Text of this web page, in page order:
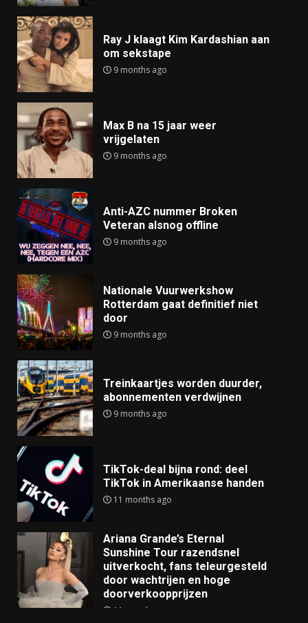
Ray J klaagt Kim Kardashian aan
om sekstape
9 months ago
Max B na 15 jaar weer
vrijgelaten
9 months ago
Anti-AZC nummer Broken
Veteran alsnog offline
9 months ago
Nationale Vuurwerkshow
Rotterdam gaat definitief niet
door
9 months ago
Treinkaartjes worden duurder,
abonnementen verdwijnen
9 months ago
TikTok-deal bijna rond: deel
TikTok in Amerikaanse handen
11 months ago
Ariana Grande’s Eternal
Sunshine Tour razendsnel
uitverkocht, fans teleurgesteld
door wachtrijen en hoge
doorverkoopprijzen
11 months ago